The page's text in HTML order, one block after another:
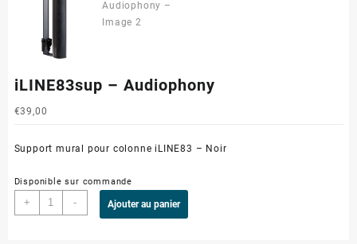
iLINE83sup – Audiophony
€39,00
Support mural pour colonne iLINE83 – Noir
Disponible sur commande
+ - Ajouter au panier